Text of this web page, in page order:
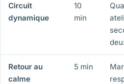
Circuit
dynamique
10
min
Retour au
calme
5 min